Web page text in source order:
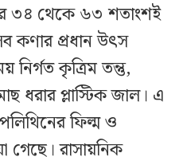
৩৪ থেকে ৬৩ শতাংশই
কণার প্রধান উৎস
নির্গত কৃত্রিম তন্তু,
ধরার প্লাস্টিক জাল। এ
ফিল্ম ও
রাসায়নিক